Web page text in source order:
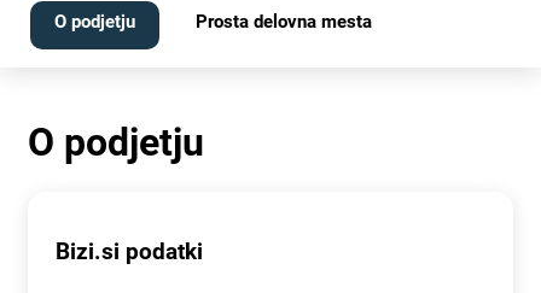
O podjetju Prosta delovna mesta
O podjetju
Bizi.si podatki